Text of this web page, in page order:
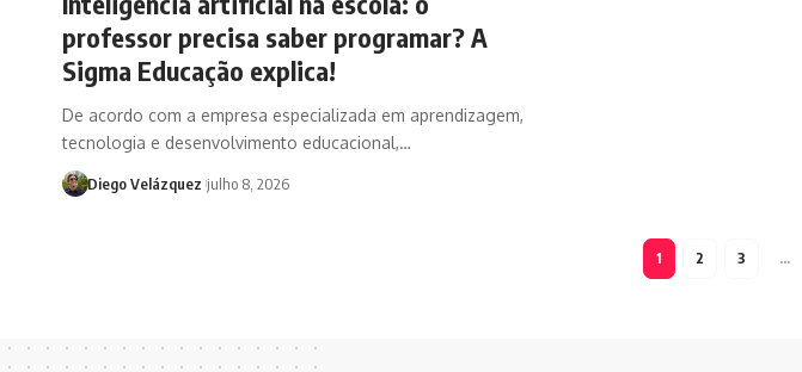
professor precisa saber programar? A
Sigma Educação explica!
De acordo com a empresa especializada em aprendizagem,
tecnologia e desenvolvimento educacional,…
Diego Velázquez julho 8, 2026
1 2 3 …